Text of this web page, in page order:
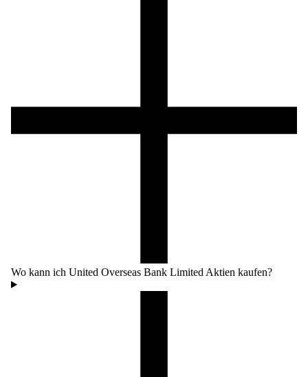
Wo kann ich United Overseas Bank Limited Aktien kaufen?